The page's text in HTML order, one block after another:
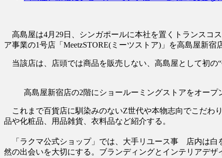
高島屋は4月29日、シンガポールに本社を置くトランスコ
ア事業の1号店「MeetzSTORE(ミーツストア)」を高島屋新宿
当該店は、店頭では商品を販売しない、高島屋として初の
高島屋新宿店の2階にショールーミングストアをオープ
これまで百貨店に馴染みのないZ世代や本物志向でこだわ
品や化粧品、用品雑貨、衣料品など紹介する。
「ラクマ公式ショップ」では、大手リユース事 店内は白
然の出会いを大切にする。ブランディングとインテリアデ